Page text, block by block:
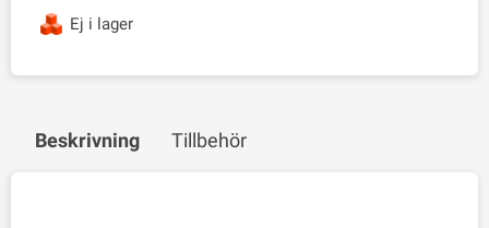
Ej i lager
Beskrivning Tillbehör